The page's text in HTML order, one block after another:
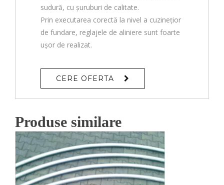
sudură, cu șuruburi de calitate.
Prin executarea corectă la nivel a cuzinețior
de fundare, reglajele de aliniere sunt foarte
ușor de realizat.
CERE OFERTA
Produse similare